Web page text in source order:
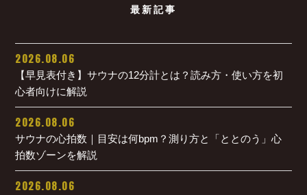
最新記事
2026.08.06
【早見表付き】サウナの12分計とは？読み方・使い方を初
心者向けに解説
2026.08.06
サウナの心拍数｜目安は何bpm？測り方と「ととのう」心
拍数ゾーンを解説
2026.08.06